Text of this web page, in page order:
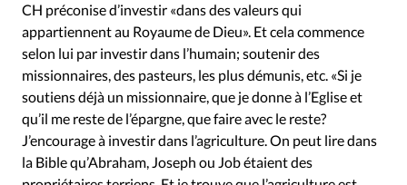
CH préconise d’investir «dans des valeurs qui
appartiennent au Royaume de Dieu». Et cela commence
selon lui par investir dans l’humain; soutenir des
missionnaires, des pasteurs, les plus démunis, etc. «Si je
soutiens déjà un missionnaire, que je donne à l’Eglise et
qu’il me reste de l’épargne, que faire avec le reste?
J’encourage à investir dans l’agriculture. On peut lire dans
la Bible qu’Abraham, Joseph ou Job étaient des